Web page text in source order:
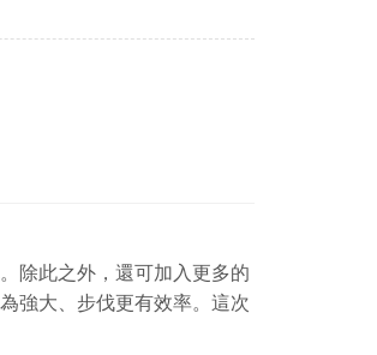
除此之外，還可加入更多的
強大、步伐更有效率。這次